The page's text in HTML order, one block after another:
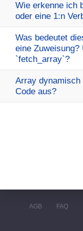
Wie erkenne ich
oder eine 1:n
Was bedeutet
eine Zuweisung?
`fetch_array`?
Array dynamisch
Code aus?
AGB FAQ